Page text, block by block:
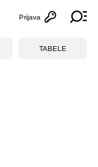
Otvori
Prijava
TABELE